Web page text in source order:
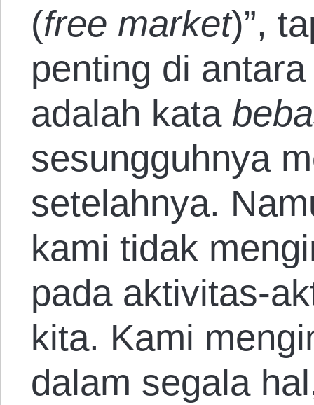
(free market)”,
penting di
adalah kata
sesungguhnya
setelahnya.
kami tidak
pada aktivitas-
kita. Kami
dalam segala